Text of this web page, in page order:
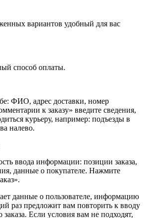
вариантов удобный для вас
способ оплаты.
ФИО, адрес доставки, номер
к заказу» введите сведения,
курьеру, например: подъезды в
налево.
ввода информации: позиции заказа,
данные о покупателе. Нажмите
данные о пользователе, информацию
раз предложит вам повторить к вводу
Если условия вам не подходят,